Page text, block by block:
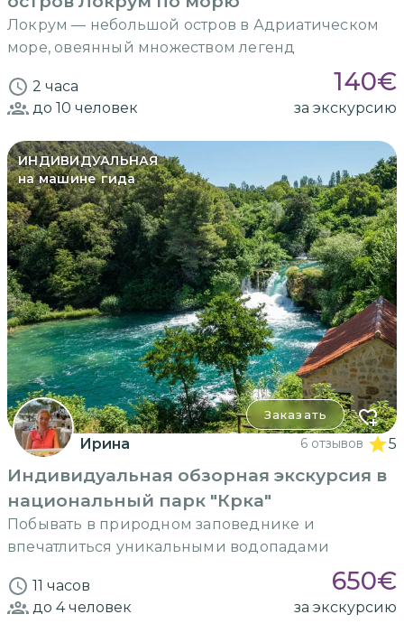
Локрум — небольшой остров в Адриатическом
море, овеянный множеством легенд
2 часа 140€
до 10 человек за экскурсию
ИНДИВИДУАЛЬНАЯ
на машине гида
Заказать
Ирина 6 отзывов 5
Индивидуальная обзорная экскурсия в
национальный парк "Крка"
Побывать в природном заповеднике и
впечатлиться уникальными водопадами
11 часов 650€
до 4человек за экскурсию